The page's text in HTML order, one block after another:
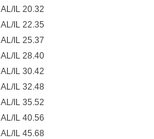
AL/IL 20.32
AL/IL 22.35
AL/IL 25.37
AL/IL 28.40
AL/IL 30.42
AL/IL 32.48
AL/IL 35.52
AL/IL 40.56
AL/IL 45.68